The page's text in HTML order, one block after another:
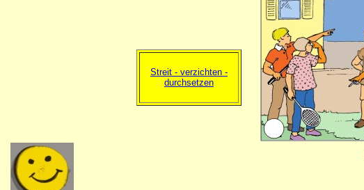
Streit - verzichten -
durchsetzen